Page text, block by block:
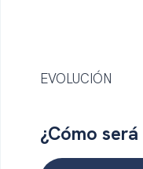
EVOLUCIÓN
¿Cómo será